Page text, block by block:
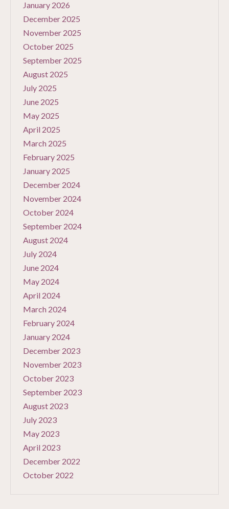
January 2026
December 2025
November 2025
October 2025
September 2025
August 2025
July 2025
June 2025
May 2025
April 2025
March 2025
February 2025
January 2025
December 2024
November 2024
October 2024
September 2024
August 2024
July 2024
June 2024
May 2024
April 2024
March 2024
February 2024
January 2024
December 2023
November 2023
October 2023
September 2023
August 2023
July 2023
May 2023
April 2023
December 2022
October 2022